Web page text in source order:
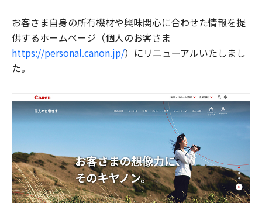
お客さま自身の所有機材や興味関心に合わせた情報を提
供するホームページ（個人のお客さま
https://personal.canon.jp/）にリニューアルいたしまし
た。